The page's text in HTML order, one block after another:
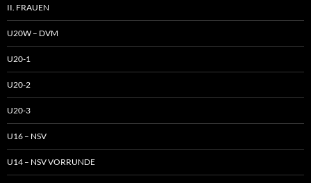
II. FRAUEN
U20W – DVM
U20-1
U20-2
U20-3
U16 – NSV
U14 – NSV VORRUNDE